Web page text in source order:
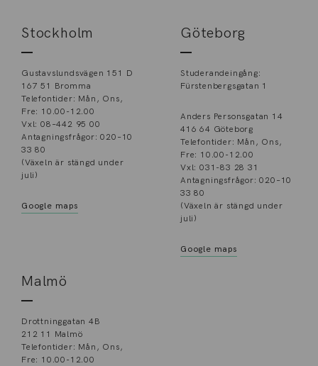
Stockholm
Gustavslundsvägen 151 D
167 51 Bromma
Telefontider: Mån, Ons,
Fre: 10.00-12.00
Vxl: 08–442 95 00
Antagningsfrågor: 020–10
33 80
(Växeln är stängd under
juli)
Google maps
Göteborg
Studerandeingång:
Fürstenbergsgatan 1
Anders Personsgatan 14
416 64 Göteborg
Telefontider: Mån, Ons,
Fre: 10.00-12.00
Vxl: 031-83 28 31
Antagningsfrågor: 020–10
33 80
(Växeln är stängd under
juli)
Google maps
Malmö
Drottninggatan 4B
212 11 Malmö
Telefontider: Mån, Ons,
Fre: 10.00-12.00